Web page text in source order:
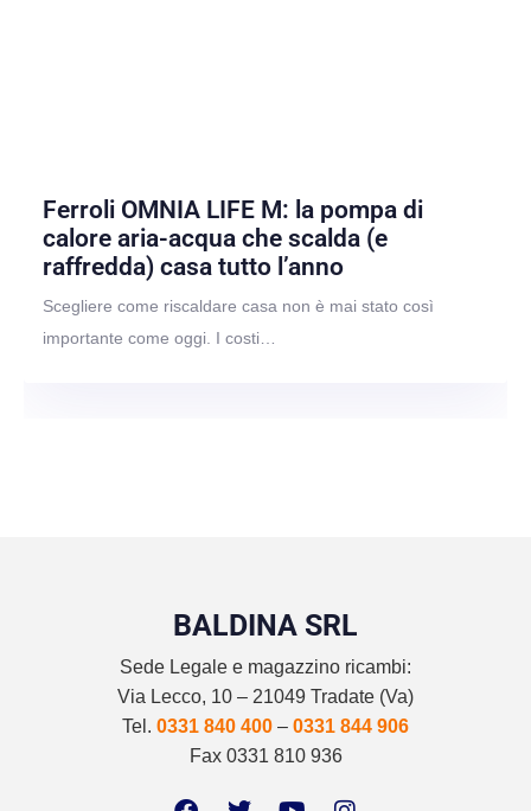
Ferroli OMNIA LIFE M: la pompa di
calore aria-acqua che scalda (e
raffredda) casa tutto l’anno
Scegliere come riscaldare casa non è mai stato così
importante come oggi. I costi…
BALDINA SRL
Sede Legale e magazzino ricambi:
Via Lecco, 10 – 21049 Tradate (Va)
Tel. 0331 840 400 – 0331 844 906
Fax 0331 810 936